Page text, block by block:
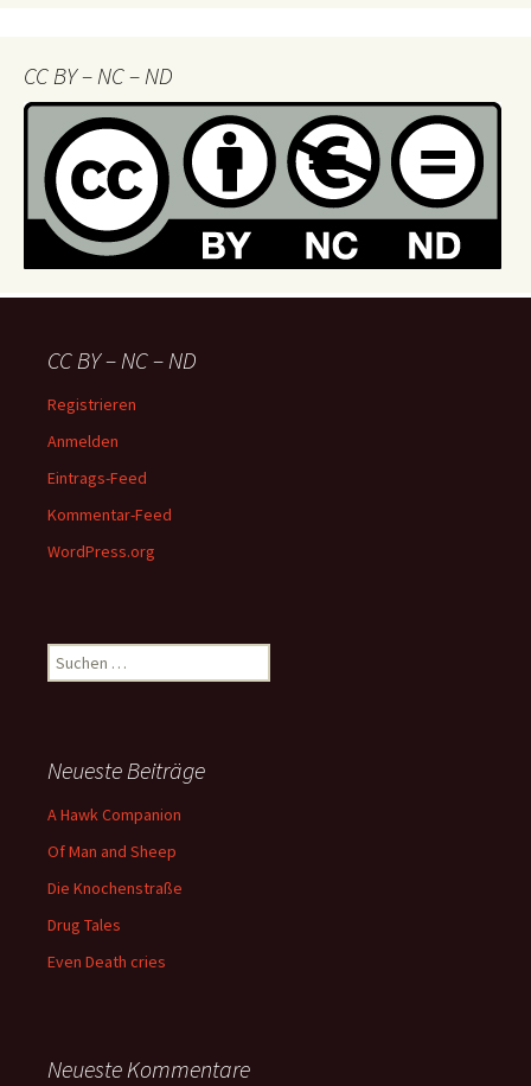
CC BY – NC – ND
CC BY – NC – ND
Registrieren
Anmelden
Eintrags-Feed
Kommentar-Feed
WordPress.org
Suchen
nach:
Neueste Beiträge
A Hawk Companion
Of Man and Sheep
Die Knochenstraße
Drug Tales
Even Death cries
Neueste Kommentare